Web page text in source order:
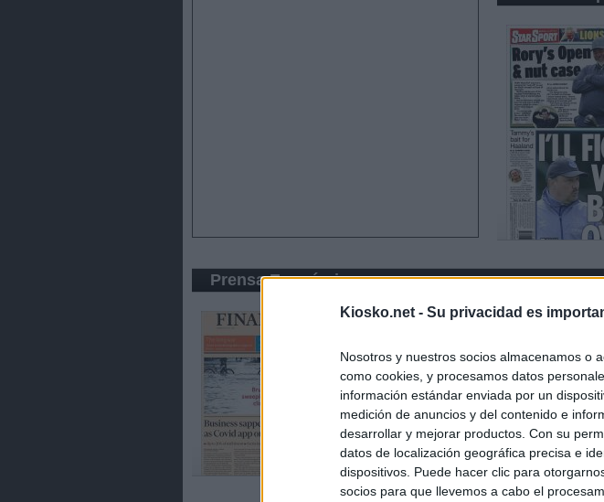
Kiosko.net - Su privacidad es
Nosotros y nuestros socios almacenamos o
como cookies, y procesamos datos
información estándar enviada por un
medición de anuncios y del contenido e
desarrollar y mejorar productos. Con su
datos de localización geográfica precisa e
dispositivos. Puede hacer clic para
socios para que llevemos a cabo el
Prensa Económica